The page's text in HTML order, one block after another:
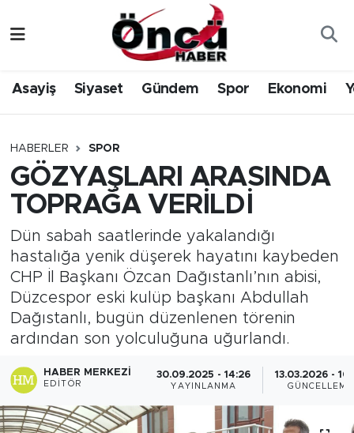
Asayiş Siyaset Gündem Spor Ekonomi
HABERLER SPOR
GÖZYAŞLARI ARASINDA
TOPRAĞA VERİLDİ
Dün sabah saatlerinde yakalandığı
hastalığa yenik düşerek hayatını kaybeden
CHP İl Başkanı Özcan Dağıstanlı’nın abisi,
Düzcespor eski kulüp başkanı Abdullah
Dağıstanlı, bugün düzenlenen törenin
ardından son yolculuğuna uğurlandı.
HABER MERKEZI
EDITÖR
30.09.2025 - 14:26
YAYINLANMA
13.03.2026 -
GÜNCELLEME
Gündem
Spor
Yerel Haber
Öncü Radyo Dinle
Öncü TV İzle
Düzce Nöbetçi Eczaneler
Düzce Hava Durumu
Düzce Trafik Yoğunluk Haritası
Tüm Manşetler
Son Dakika Haberleri
Haber Arşivi